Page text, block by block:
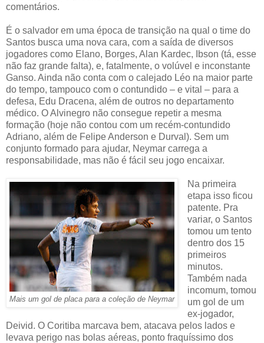
comentários.
É o salvador em uma época de transição na qual o time do
Santos busca uma nova cara, com a saída de diversos
jogadores como Elano, Borges, Alan Kardec, Ibson (tá, esse
não faz grande falta), e, fatalmente, o volúvel e inconstante
Ganso. Ainda não conta com o calejado Léo na maior parte
do tempo, tampouco com o contundido – e vital – para a
defesa, Edu Dracena, além de outros no departamento
médico. O Alvinegro não consegue repetir a mesma
formação (hoje não contou com um recém-contundido
Adriano, além de Felipe Anderson e Durval). Sem um
conjunto formado para ajudar, Neymar carrega a
responsabilidade, mas não é fácil seu jogo encaixar.
Mais um gol de placa para a coleção de Neymar
Na primeira
etapa isso ficou
patente. Pra
variar, o Santos
tomou um tento
dentro dos 15
primeiros
minutos.
Também nada
incomum, tomou
um gol de um
ex-jogador,
Deivid. O Coritiba marcava bem, atacava pelos lados e
levava perigo nas bolas aéreas, ponto fraquíssimo dos